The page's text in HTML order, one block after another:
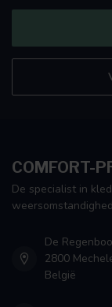
COMFORT-
De specialist in
De
2800
België